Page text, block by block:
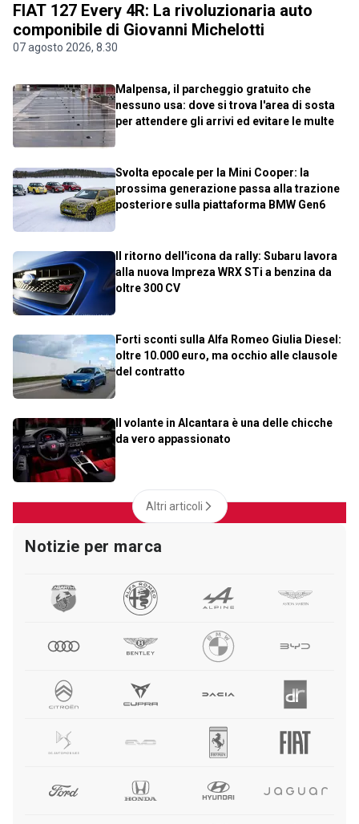
FIAT 127 Every 4R: La rivoluzionaria auto
componibile di Giovanni Michelotti
07 agosto 2026, 8.30
Malpensa, il parcheggio gratuito che
nessuno usa: dove si trova l'area di sosta
per attendere gli arrivi ed evitare le multe
Svolta epocale per la Mini Cooper: la
prossima generazione passa alla trazione
posteriore sulla piattaforma BMW Gen6
Il ritorno dell'icona da rally: Subaru lavora
alla nuova Impreza WRX STi a benzina da
oltre 300 CV
Forti sconti sulla Alfa Romeo Giulia Diesel:
oltre 10.000 euro, ma occhio alle clausole
del contratto
Il volante in Alcantara è una delle chicche
da vero appassionato
Altri articoli
Notizie per marca